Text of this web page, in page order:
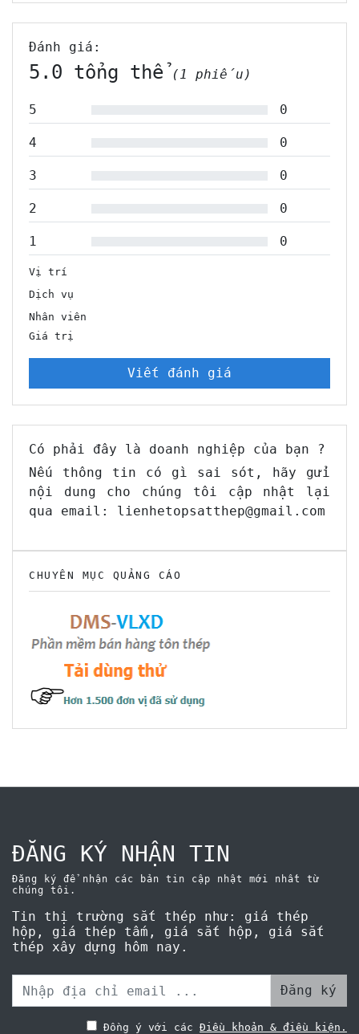
Đánh giá:
5.0 tổng thể (1 phiếu)
5 0
4 0
3 0
2 0
1 0
Vị trí
Dịch vụ
Nhân viên
Giá trị
Viết đánh giá
Có phải đây là doanh nghiệp của bạn ?
Nếu thông tin có gì sai sót, hãy gửi
nội dung cho chúng tôi cập nhật lại
qua email: lienhetopsatthep@gmail.com
CHUYÊN MỤC QUẢNG CÁO
ĐĂNG KÝ NHẬN TIN
Đăng ký để nhận các bản tin cập nhật mới nhất từ
chúng tôi.
Tin thị trường sắt thép như: giá thép
hộp, giá thép tấm, giá sắt hộp, giá sắt
thép xây dựng hôm nay.
Đăng ký
Đồng ý với các Điều khoản & điều kiện.